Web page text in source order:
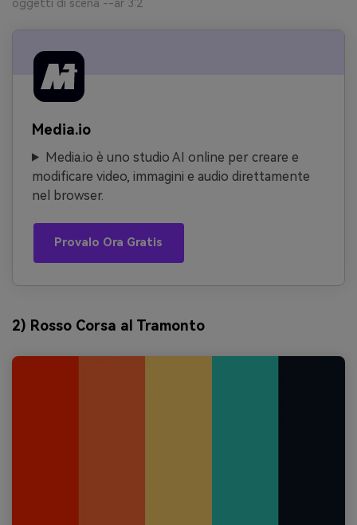
oggetti di scena --ar 3:2
Media.io
Media.io è uno studio AI online per creare e
modificare video, immagini e audio direttamente
nel browser.
Provalo Ora Gratis
2) Rosso Corsa al Tramonto